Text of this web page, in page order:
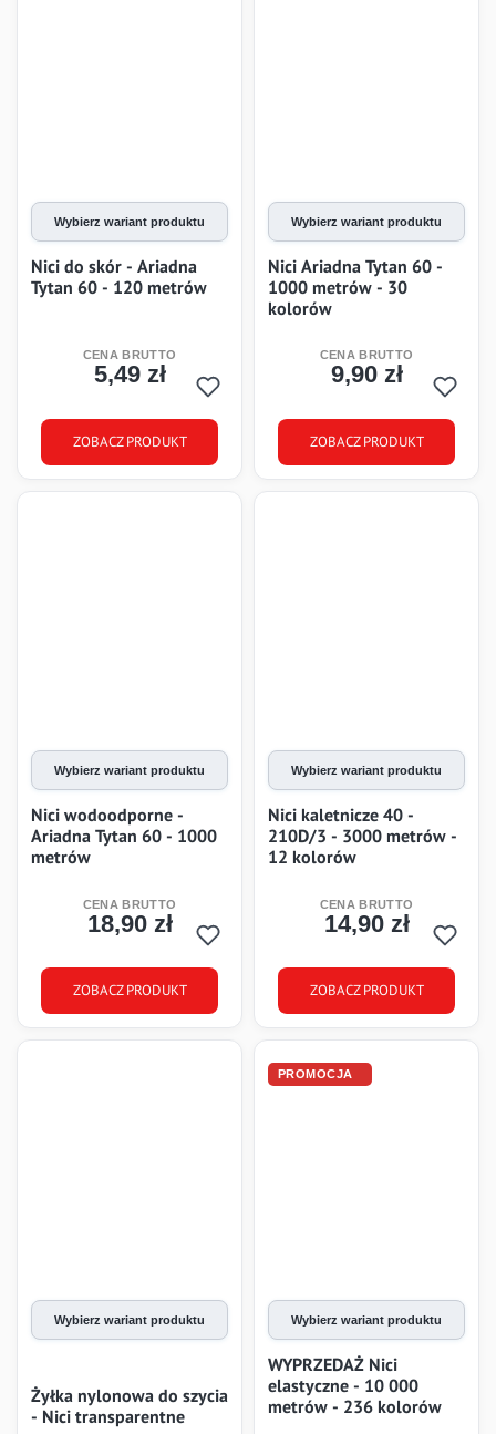
Wybierz wariant produktu
Nici do skór - Ariadna
Tytan 60 - 120 metrów
Cena
5,49 zł
ZOBACZ PRODUKT
Wybierz wariant produktu
Nici Ariadna Tytan 60 -
1000 metrów - 30
kolorów
Cena
9,90 zł
ZOBACZ PRODUKT
Wybierz wariant produktu
Nici wodoodporne -
Ariadna Tytan 60 - 1000
metrów
Cena
18,90 zł
ZOBACZ PRODUKT
Wybierz wariant produktu
Nici kaletnicze 40 -
210D/3 - 3000 metrów -
12 kolorów
Cena
14,90 zł
ZOBACZ PRODUKT
Wybierz wariant produktu
Żyłka nylonowa do szycia
- Nici transparentne
Wybierz wariant produktu
WYPRZEDAŻ Nici
elastyczne - 10 000
metrów - 236 kolorów